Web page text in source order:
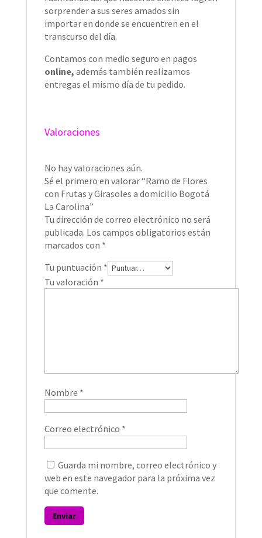
sorprender a sus seres amados sin
importar en donde se encuentren en el
transcurso del día.
Contamos con medio seguro en pagos
online, además también realizamos
entregas el mismo día de tu pedido.
Valoraciones
No hay valoraciones aún.
Sé el primero en valorar “Ramo de Flores
con Frutas y Girasoles a domicilio Bogotá
La Carolina”
Tu dirección de correo electrónico no será
publicada. Los campos obligatorios están
marcados con *
Tu puntuación *
Tu valoración *
Nombre *
Correo electrónico *
Guarda mi nombre, correo electrónico y
web en este navegador para la próxima vez
que comente.